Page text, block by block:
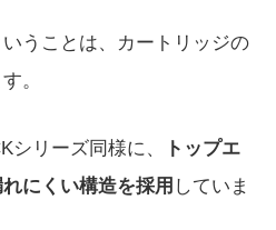
うことは、カートリッジの
。
シリーズ同様に、
トップエ
にくい構造を採用 していま